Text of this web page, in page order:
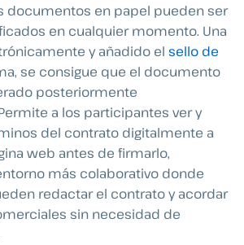
documentos en papel pueden ser
en cualquier momento. Una
y añadido el sello de
se consigue que el documento
posteriormente
a los participantes ver y
del contrato digitalmente a
web antes de firmarlo,
más colaborativo donde
redactar el contrato y acordar
sin necesidad de